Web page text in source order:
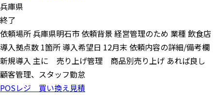
兵庫県
終了
依頼場所 兵庫県明石市 依頼背景 経営管理のため 業種 飲食店
導入拠点数 1箇所 導入希望日 12月末 依頼内容の詳細/備考欄
新規導入 主に 売り上げ管理 商品別売り上げ あれば良し
顧客管理、スタッフ勤怠
POSレジ 買い換え見積